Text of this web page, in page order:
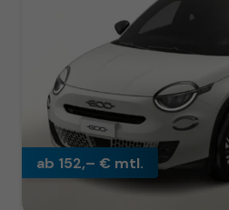
ab 152,– € mtl.